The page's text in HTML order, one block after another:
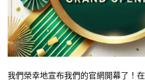
我們榮幸地宣布我們的官網開幕了！